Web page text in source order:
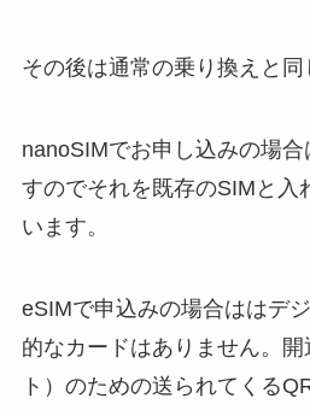
その後は通常の乗り換えと同
nanoSIMでお申し込みの場
すのでそれを既存のSIMと入
います。
eSIMで申込みの場合ははデ
的なカードはありません。
ト）のための送られてくる